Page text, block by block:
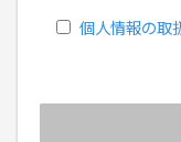
個人情報の取